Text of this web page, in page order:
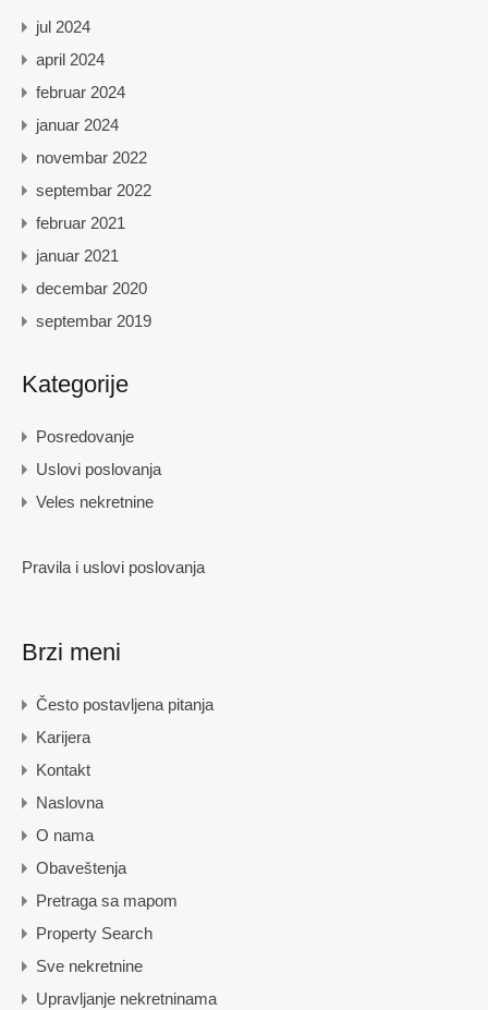
jul 2024
april 2024
februar 2024
januar 2024
novembar 2022
septembar 2022
februar 2021
januar 2021
decembar 2020
septembar 2019
Kategorije
Posredovanje
Uslovi poslovanja
Veles nekretnine
Pravila i uslovi poslovanja
Brzi meni
Često postavljena pitanja
Karijera
Kontakt
Naslovna
O nama
Obaveštenja
Pretraga sa mapom
Property Search
Sve nekretnine
Upravljanje nekretninama